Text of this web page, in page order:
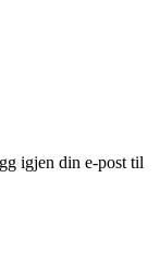
igjen din e-post til